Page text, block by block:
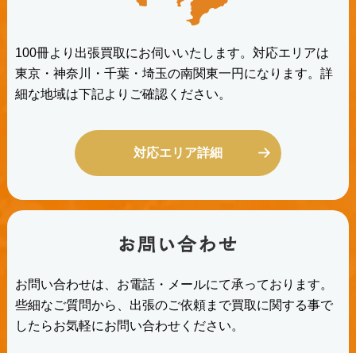
100冊より出張買取にお伺いいたします。対応エリアは
東京・神奈川・千葉・埼玉の南関東一円になります。詳
細な地域は下記よりご確認ください。
対応エリア詳細
お問い合わせは、お電話・メールにて承っております。
些細なご質問から、出張のご依頼まで買取に関する事で
したらお気軽にお問い合わせください。